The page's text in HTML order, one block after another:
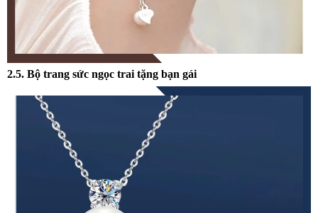
2.5. Bộ trang sức ngọc trai tặng bạn gái